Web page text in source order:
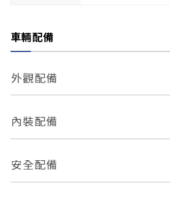
車輛配備
外觀配備
電動天窗
後視鏡方向指示燈
內裝配備
多功能方向盤
安全配備